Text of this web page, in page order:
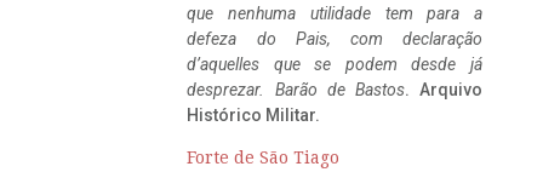
que nenhuma utilidade tem para a
defeza do Pais, com declaração
d’aquelles que se podem desde já
desprezar. Barão de Bastos. Arquivo
Histórico Militar.
Forte de São Tiago